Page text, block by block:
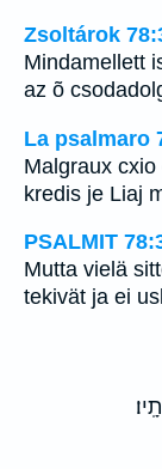
Zsoltárok
Mindamellett
az õ
La psalmaro
Malgraux
kredis je Liaj
PSALMIT
Mutta vielä
tekivät ja ei